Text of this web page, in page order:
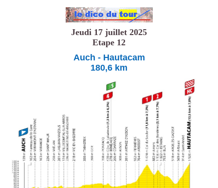
Jeudi 17 juillet 2025
Etape 12
Auch - Hautacam
180,6 km